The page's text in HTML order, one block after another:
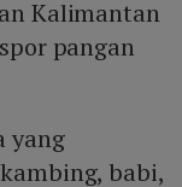
Kalimantan
pangan
yang
babi,